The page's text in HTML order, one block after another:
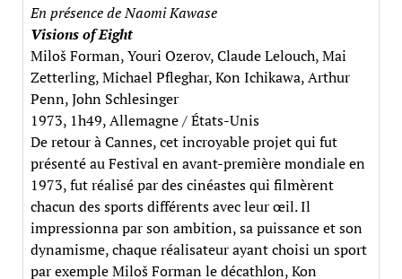
En présence de Naomi Kawase
Visions of Eight
Miloš Forman, Youri Ozerov, Claude Lelouch, Mai
Zetterling, Michael Pfleghar, Kon Ichikawa, Arthur
Penn, John Schlesinger
1973, 1h49, Allemagne / États-Unis
De retour à Cannes, cet incroyable projet qui fut
présenté au Festival en avant-première mondiale en
1973, fut réalisé par des cinéastes qui filmèrent
chacun des sports différents avec leur œil. Il
impressionna par son ambition, sa puissance et son
dynamisme, chaque réalisateur ayant choisi un sport
par exemple Miloš Forman le décathlon, Kon